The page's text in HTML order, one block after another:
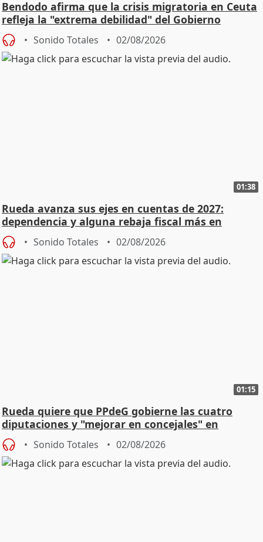
Bendodo afirma que la crisis migratoria en Ceuta
refleja la "extrema debilidad" del Gobierno
Sonido Totales 02/08/2026
01:38
Rueda avanza sus ejes en cuentas de 2027:
dependencia y alguna rebaja fiscal más en
vivienda
Sonido Totales 02/08/2026
01:15
Rueda quiere que PPdeG gobierne las cuatro
diputaciones y "mejorar en concejales" en
ciudades
Sonido Totales 02/08/2026